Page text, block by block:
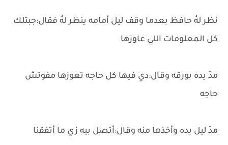
نظر لهُ حافظ بعدما وقف ليل أمامه ينظر لهُ فقال:جبتلك
كل المعلومات اللي عاوزها
مدّ يده بورقه وقال:دي فيها كل حاجه تعوزها مفوتش
حاجه
مدّ ليل يده وأخذها منه وقال:أتصل بيه زي ما أتفقنا